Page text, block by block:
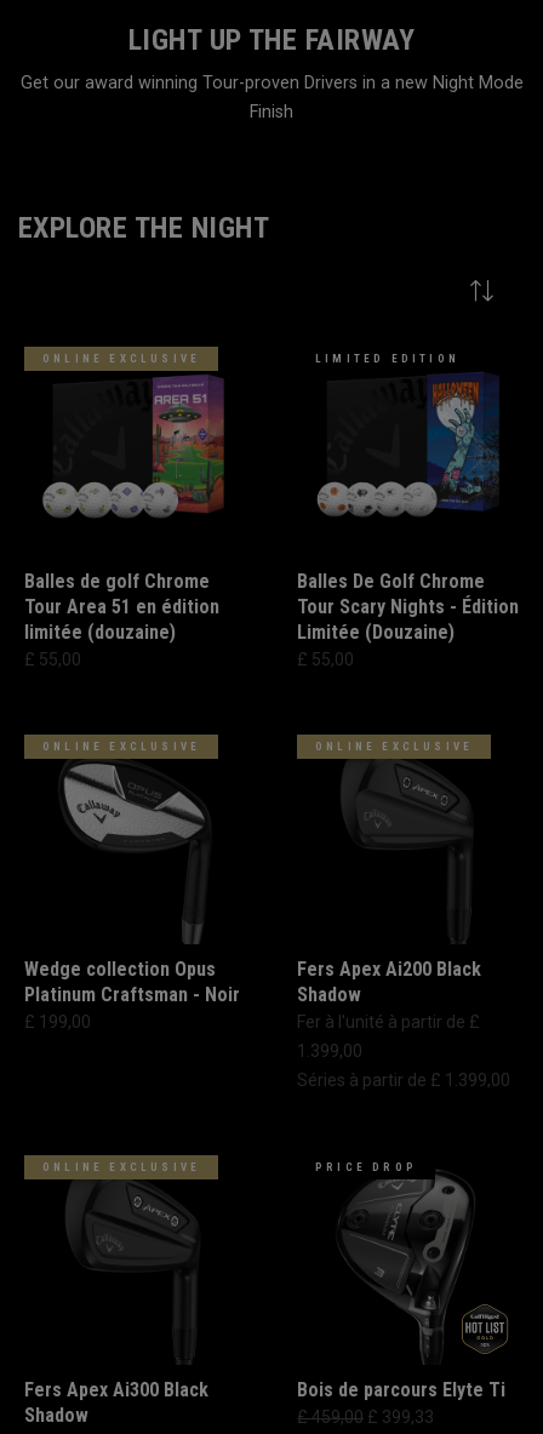
LIGHT UP THE FAIRWAY
Get our award winning Tour-proven Drivers in a new Night Mode
Finish
EXPLORE THE NIGHT
ONLINE EXCLUSIVE
Balles de golf Chrome
Tour Area 51 en édition
limitée (douzaine)
£ 55,00
LIMITED EDITION
Balles De Golf Chrome
Tour Scary Nights - Édition
Limitée (Douzaine)
£ 55,00
ONLINE EXCLUSIVE
Wedge collection Opus
Platinum Craftsman - Noir
£ 199,00
ONLINE EXCLUSIVE
Fers Apex Ai200 Black
Shadow
Fer à l'unité à partir de £
1.399,00
Séries à partir de £ 1.399,00
ONLINE EXCLUSIVE
Fers Apex Ai300 Black
Shadow
PRICE DROP
Bois de parcours Elyte Ti
£ 459,00 £ 399,33